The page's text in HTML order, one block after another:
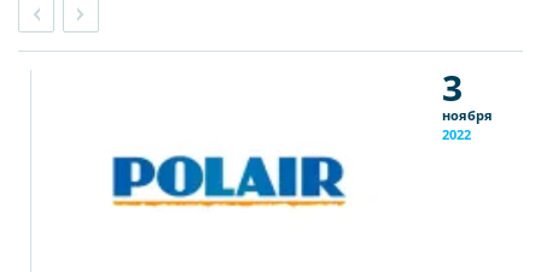
3
ноября
2022